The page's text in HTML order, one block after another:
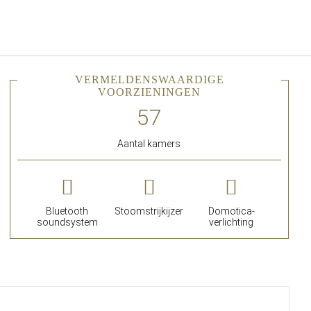
VERMELDENSWAARDIGE
VOORZIENINGEN
Aantal kamers
Bluetooth
soundsystem
Stoomstrijkijzer
Domotica-
verlichting